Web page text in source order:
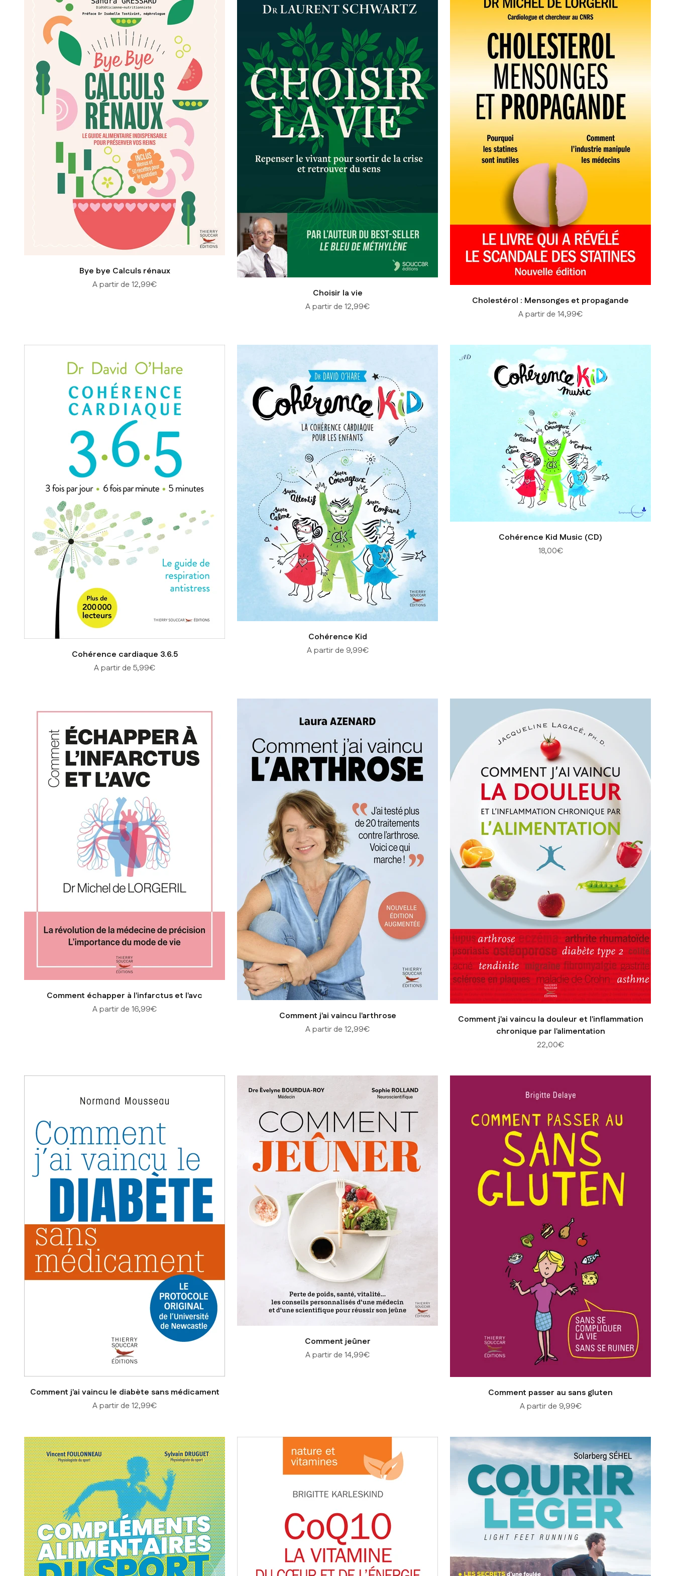
Bye bye Calculs rénaux
Prix de vente
A partir de 12,99€
Choisir la vie
Prix de vente
A partir de 12,99€
Cholestérol : Mensonges et propagande
Prix de vente
A partir de 14,99€
Cohérence cardiaque 3.6.5
Prix de vente
A partir de 5,99€
Cohérence Kid
Prix de vente
A partir de 9,99€
Cohérence Kid Music (CD)
Prix de vente
18,00€
Comment échapper à l'infarctus et l'avc
Prix de vente
A partir de 16,99€
Comment j'ai vaincu l'arthrose
Prix de vente
A partir de 12,99€
Comment j'ai vaincu la douleur et l'inflammation
chronique par l'alimentation
Prix de vente
22,00€
Comment j'ai vaincu le diabète sans médicament
Prix de vente
A partir de 12,99€
Comment jeûner
Prix de vente
A partir de 14,99€
Comment passer au sans gluten
Prix de vente
A partir de 9,99€